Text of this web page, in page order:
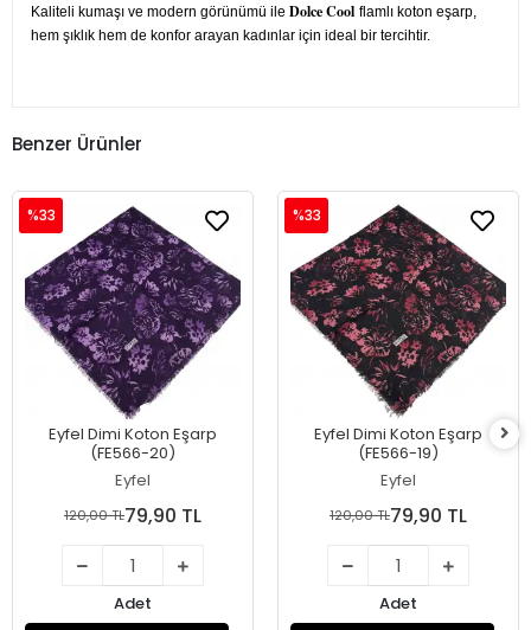
Kaliteli kumaşı ve modern görünümü ile Dolce Cool flamlı koton eşarp,
hem şıklık hem de konfor arayan kadınlar için ideal bir tercihtir.
Benzer Ürünler
Eyfel Dimi Koton Eşarp
(FE566-20)
Eyfel
%33
120,00 TL79,90 TL
Adet
Eyfel Dimi Koton Eşarp
(FE566-19)
Eyfel
%33
120,00 TL79,90 TL
Adet